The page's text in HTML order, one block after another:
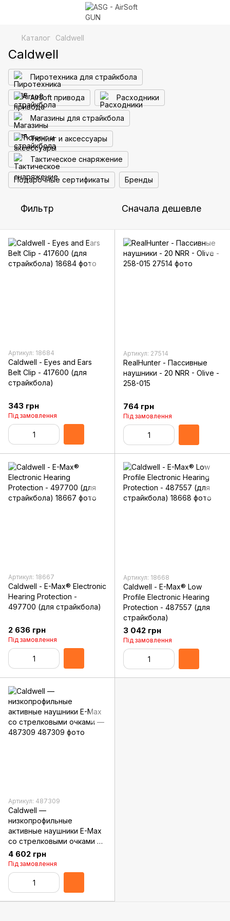
Каталог Caldwell
Caldwell
Пиротехника для страйкбола
Airsoft привода Расходники
Магазины для страйкбола
Тюнинг и аксессуары
Тактическое снаряжение
Подарочные сертификаты Бренды
Фильтр Сначала дешевле
Артикул: 18684
Caldwell - Eyes and Ears
Belt Clip - 417600 (для
страйкбола)
343 грн
Під замовлення
Артикул: 27514
RealHunter - Пассивные
наушники - 20 NRR - Olive -
258-015
764 грн
Під замовлення
Артикул: 18667
Caldwell - E-Max® Electronic
Hearing Protection -
497700 (для страйкбола)
2 636 грн
Під замовлення
Артикул: 18668
Caldwell - E-Max® Low
Profile Electronic Hearing
Protection - 487557 (для
страйкбола)
3 042 грн
Під замовлення
Артикул: 487309
Caldwell —
низкопрофильные
активные наушники E-Max
со стрелковыми очками —
487309
4 602 грн
Під замовлення